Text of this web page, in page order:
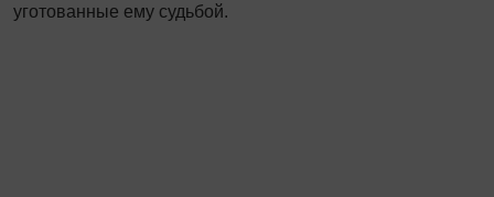
уготованные ему судьбой.